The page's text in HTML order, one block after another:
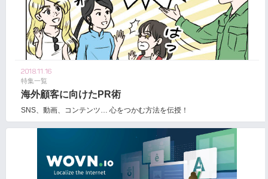
2018.11.16
特集一覧
海外顧客に向けたPR術
SNS、動画、コンテンツ… 心をつかむ方法を伝授！